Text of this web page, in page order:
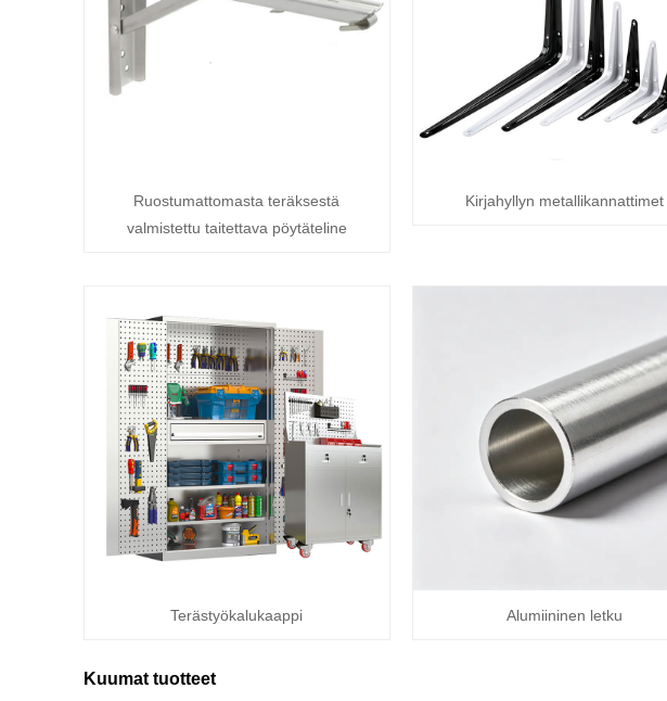
Ruostumattomasta teräksestä
valmistettu taitettava pöytäteline
Kirjahyllyn metallikannattimet
Terästyökalukaappi Alumiininen letku
Kuumat tuotteet